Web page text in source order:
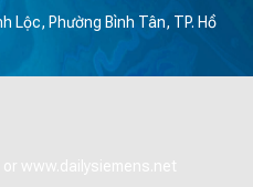
Lộc, Phường Bình Tân, TP. Hồ
www.dailysiemens.net